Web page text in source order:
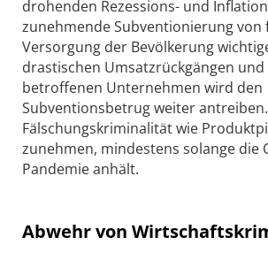
drohenden Rezessions- und
zunehmende Subventionierung von
Versorgung der Bevölkerung
drastischen Umsatzrückgängen und
betroffenen Unternehmen wird den
Subventionsbetrug weiter antreiben.
Fälschungskriminalität wie
zunehmen, mindestens solange die
Pandemie anhält.
Abwehr von